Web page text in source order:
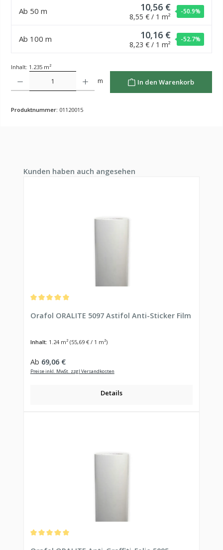
Ab 50 m 10,56 €
8,55 € / 1 m²
-50.9%
Ab 100 m 10,16 €
8,23 € / 1 m²
-52.7%
Inhalt: 1.235 m²
m In den Warenkorb
Produktnummer: 01120015
Produktgalerie überspringen
Kunden haben auch angesehen
Orafol ORALITE 5097 Astifol Anti-Sticker Film
Inhalt: 1.24 m² (55,69 € / 1 m²)
Regulärer Preis:
Ab 69,06 €
Preise inkl. MwSt. zzgl Versandkosten
Details